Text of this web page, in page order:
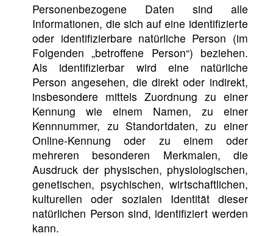
Personenbezogene Daten sind alle
Informationen, die sich auf eine identifizierte
oder identifizierbare natürliche Person (im
Folgenden „betroffene Person“) beziehen.
Als identifizierbar wird eine natürliche
Person angesehen, die direkt oder indirekt,
insbesondere mittels Zuordnung zu einer
Kennung wie einem Namen, zu einer
Kennnummer, zu Standortdaten, zu einer
Online-Kennung oder zu einem oder
mehreren besonderen Merkmalen, die
Ausdruck der physischen, physiologischen,
genetischen, psychischen, wirtschaftlichen,
kulturellen oder sozialen Identität dieser
natürlichen Person sind, identifiziert werden
kann.